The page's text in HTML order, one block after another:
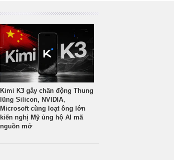
Kimi K3 gây chấn động Thung
lũng Silicon, NVIDIA,
Microsoft cùng loạt ông lớn
kiến nghị Mỹ ủng hộ AI mã
nguồn mở